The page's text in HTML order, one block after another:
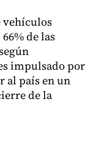
vehículos
de las
impulsado por
al país en un
de la